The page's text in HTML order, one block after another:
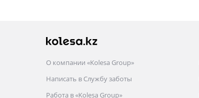
О компании «Kolesa Group»
Написать в Службу заботы
Работа в «Kolesa Group»